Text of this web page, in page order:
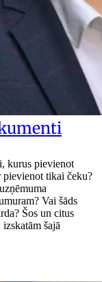
kurus pievienot
pievienot tikai čeku?
Vai šāds
Šos un citus
šajā